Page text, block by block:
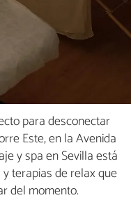
para desconectar
Este, en la Avenida
y spa en Sevilla está
terapias de relax que
del momento.